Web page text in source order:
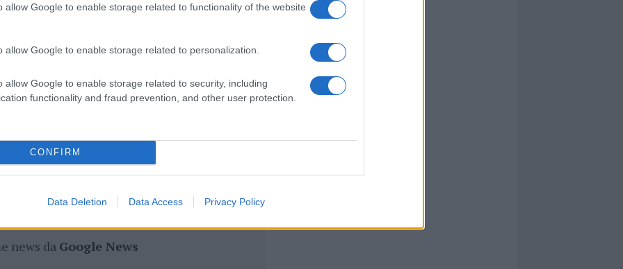
allow Google to enable storage related to functionality of the website
allow Google to enable storage related to personalization.
allow Google to enable storage related to security, including
functionality and fraud prevention, and other user protection.
CONFIRM
Data Deletion Data Access Privacy Policy
i tuoi video e le tue foto
+39 345 356 7512
di GalluraOggi.it
news da Google News